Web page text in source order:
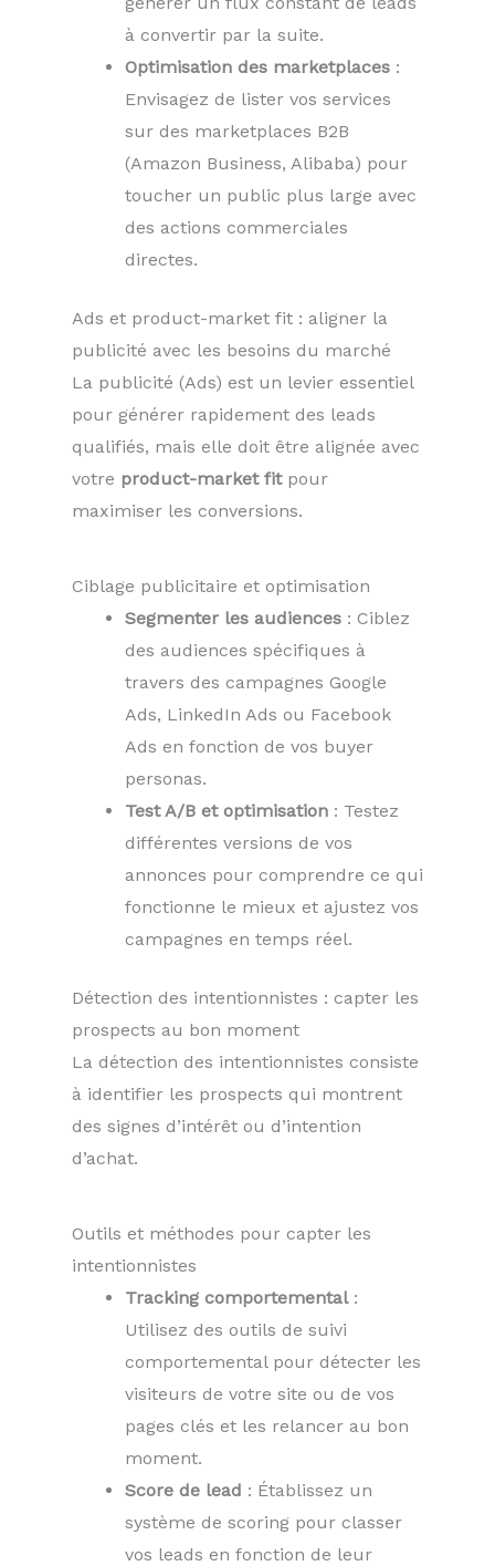
à convertir par la suite.
Optimisation des marketplaces :
Envisagez de lister vos services
sur des marketplaces B2B
(Amazon Business, Alibaba) pour
toucher un public plus large avec
des actions commerciales
directes.
Ads et product-market fit : aligner la
publicité avec les besoins du marché
La publicité (Ads) est un levier essentiel
pour générer rapidement des leads
qualifiés, mais elle doit être alignée avec
votre product-market fitpour
maximiser les conversions.
Ciblage publicitaire et optimisation
Segmenter les audiences : Ciblez
des audiences spécifiques à
travers des campagnes Google
Ads, LinkedIn Ads ou Facebook
Ads en fonction de vos buyer
personas.
Test A/B et optimisation : Testez
différentes versions de vos
annonces pour comprendre ce qui
fonctionne le mieux et ajustez vos
campagnes en temps réel.
Détection des intentionnistes : capter les
prospects au bon moment
La détection des intentionnistes consiste
à identifier les prospects qui montrent
des signes d’intérêt ou d’intention
d’achat.
Outils et méthodes pour capter les
intentionnistes
Tracking comportemental:
Utilisez des outils de suivi
comportemental pour détecter les
visiteurs de votre site ou de vos
pages clés et les relancer au bon
moment.
Score de lead : Établissez un
système de scoring pour classer
vos leads en fonction de leur